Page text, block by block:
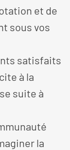
et de
sous vos
satisfaits
à la
suite à
la